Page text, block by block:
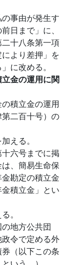
事由が発生す
日まで」に、
二十八条第一項
より差押」を
に改める。
立金の運用に関
積立金の運用
二百十号）の
える。
六号までに掲
、簡易生命保
勘定の積立金
金積立金」とい
。
地方公共団
令で定める外
（以下この条